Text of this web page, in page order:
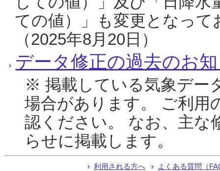
ての値）」も変更となっ
（2025年8月20日）
データ修正の過去のお
※ 掲載している気象デー
場合があります。 ご利用
認ください。 なお、主な
らせに掲載します。
利用される方へ よくある質問（